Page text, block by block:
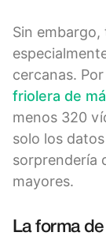
Sin
cercanas.
friolera de
menos 320
solo los
sorprendería
mayores.
La forma